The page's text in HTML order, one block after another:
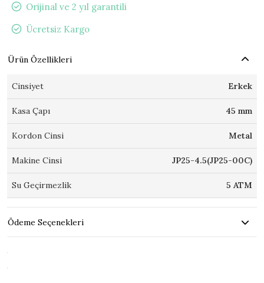
Orijinal ve 2 yıl garantili
Ücretsiz Kargo
Ürün Özellikleri
Cinsiyet Erkek
Kasa Çapı 45 mm
Kordon Cinsi Metal
Makine Cinsi JP25-4.5(JP25-00C)
Su Geçirmezlik 5 ATM
Ödeme Seçenekleri